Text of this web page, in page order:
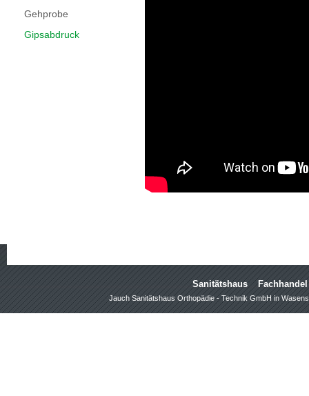
Gehprobe
Gipsabdruck
Sanitätshaus Fachhandel
Jauch Sanitätshaus Orthopädie - Technik GmbH in